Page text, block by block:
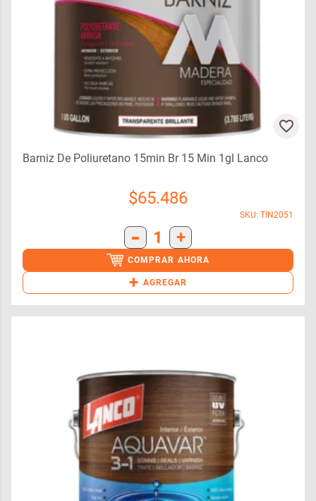
Barniz De Poliuretano 15min Br 15 Min 1gl Lanco
$65.486
SKU: TIN2051
- 1 +
COMPRAR AHORA
+ AGREGAR